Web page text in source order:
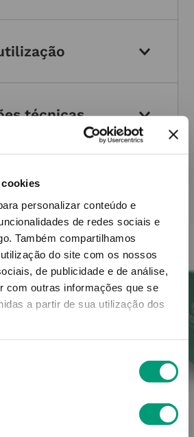
personalizar conteúdo e
de redes sociais e
Também compartilhamos
do site com os nossos
de publicidade e de análise,
com outras informações que se
a partir de sua utilização dos
técnicas
TAMBÉM GOSTAR